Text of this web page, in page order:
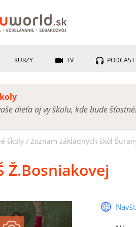
KURZY TV PODCAST
dieťa aj vy školu, kde bude
školy / Zoznam základných škôl
Ž.Bosniakovej